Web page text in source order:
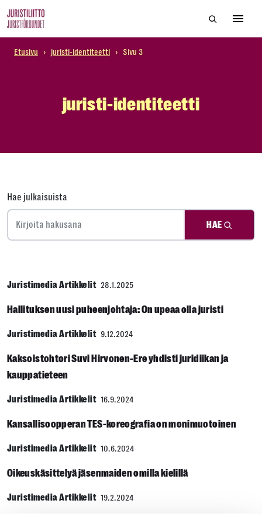
to
content
Hae
Etusivu › juristi-identiteetti › Sivu 3
juristi-identiteetti
Hae julkaisuista
HAE
Juristimedia Artikkelit 28.1.2025
Hallituksen uusi puheenjohtaja: On upeaa olla juristi
Juristimedia Artikkelit 9.12.2024
Kaksoistohtori Suvi Hirvonen-Ere yhdisti juridiikan ja
kauppatieteen
Juristimedia Artikkelit 16.9.2024
Kansallisoopperan TES-koreografia on monimuotoinen
Juristimedia Artikkelit 10.6.2024
Oikeuskäsittelyä jäsenmaiden omilla kielillä
Juristimedia Artikkelit 19.2.2024